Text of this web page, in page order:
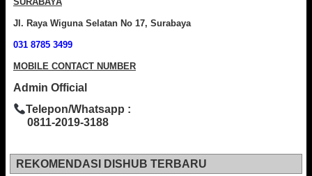
Jl. Raya Wiguna Selatan No 17, Surabaya
031 8785 3499
MOBILE CONTACT NUMBER
Admin Official
Telepon/Whatsapp :
0811-2019-3188
REKOMENDASI DISHUB TERBARU